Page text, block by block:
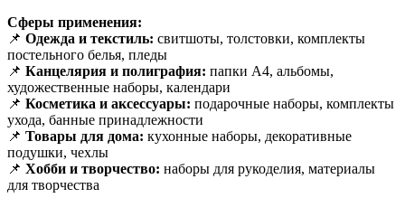
Сферы применения:
📌 Одежда и текстиль: свитшоты, толстовки, комплекты
постельного белья, пледы
📌 Канцелярия и полиграфия: папки А4, альбомы,
художественные наборы, календари
📌 Косметика и аксессуары: подарочные наборы, комплекты
ухода, банные принадлежности
📌 Товары для дома: кухонные наборы, декоративные
подушки, чехлы
📌 Хобби и творчество: наборы для рукоделия, материалы
для творчества